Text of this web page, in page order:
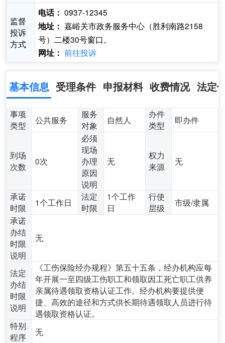
监督
投诉
方式
电话： 0937-12345
地址： 嘉峪关市政务服务中心（胜利南路2158
号）二楼30号窗口。
网址： 前往投诉
基本信息 受理条件 申报材料 收费情况 法定
事项
类型
公共服务
服务
对象
自然人
办件
类型
即办件
到场
次数
0次
必须
现场
办理
原因
说明
无
权力
来源
无
承诺
时限
1个工作日
法定
时限
1个工作
日
行使
层级
市级/隶属
承诺
办结
时限
说明
无
法定
办结
时限
说明
《工伤保险经办规程》第五十五条，经办机构应每
年开展一至四级工伤职工和领取因工死亡职工供养
亲属待遇领取资格认证工作。经办机构要提供便
捷、高效的途径和方式供长期待遇领取人员进行待
遇领取资格认证。
特别
程序
无